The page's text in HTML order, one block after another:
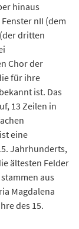
hinaus
nII (dem
dritten
Chor der
für ihre
ist. Das
13 Zeilen in
eine
Jahrhunderts,
ältesten Felder
aus
Magdalena
des 15.